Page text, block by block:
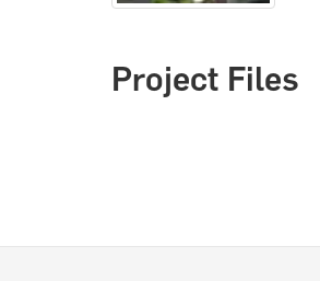
Project Files